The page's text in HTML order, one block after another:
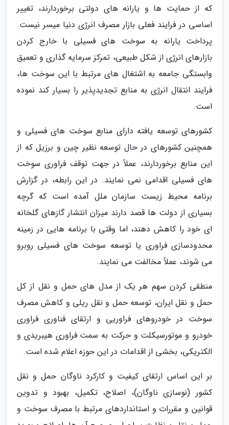
که از حمایت ها و یارانه های دولتی برخوردارند، تغییر
اساسی در فرایند فعلی بازار مصرف انرژی دنیا میسر نیست.
پرداخت یارانه به سوخت های فسیلی با خارج کردن
بازارهای انرژی از شکل طبیعی، تمرکز سرمایه گذاری و تعمیق
وابستگی جامعه به اشتغال های مرتبط با این سوخت ها،
فرایند انتقال انرژی به منابع تجدیدپذیر را بسیار کند نموده
است.
کشورهای توسعه یافته دارای منابع سوخت های فسیلی و
همچنین کشورهای در حال توسعه نظیر چین و برزیل که از
این منابع برخوردارند، عملاً در جهت توقف فراوری سوخت
های فسیلی اقدامی نمی نمایند. در این رابطه، در گزارش
برنامه محیط زیست سازمان ملل آمده است که گرچه
بسیاری از دولت ها قصد دارند میزان انتشار گازهای گلخانه
ای خود را کاهش دهند، اما وقتی با برنامه هایی در زمینه
محدودسازی فراوری یا توسعه سوخت های فسیلی روبرو
می شوند، عملاً مخالفت می نمایند.
منطقی کردن سهم هر یک از مدل های حمل و نقل از کل
حمل و نقل ایران، توسعه حمل و نقل ریلی و کاهش مصرف
سوخت در خودروهای فراوریی و ارتقای فناوری فراوری
خودرو و موتورسیکلت و حرکت به سمت فراوری هیبریدی و
الکتریکی، بخشی از اقدامات در این حوزه اعلام شده است.
بر این اساس ارتقای کیفیت و کارکرد ناوگان حمل و نقل
کشور (نوسازی ناوگان)، اصلاح، تکمیل، بهبود و تدوین
قوانین و مقررات و استانداردهای مرتبط با مصرف سوخت و